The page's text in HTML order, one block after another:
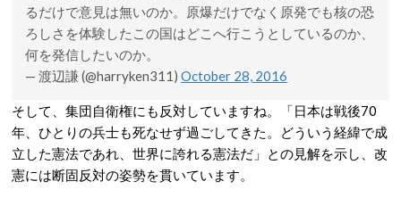
るだけで意見は無いのか。原爆だけでなく原発でも核の恐
ろしさを体験したこの国はどこへ行こうとしているのか、
何を発信したいのか。
— 渡辺謙 (@harryken311) October 28, 2016
そして、集団自衛権にも反対していますね。「日本は戦後70
年、ひとりの兵士も死なせず過ごしてきた。どういう経緯で成
立した憲法であれ、世界に誇れる憲法だ」との見解を示し、改
憲には断固反対の姿勢を貫いています。